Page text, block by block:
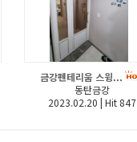
금강펜테리움 스윙...
동탄금강
2023.02.20 | Hit 847